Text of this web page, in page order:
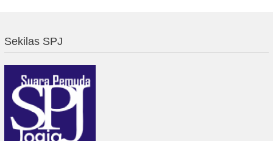
Sekilas SPJ